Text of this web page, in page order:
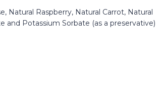
Natural Raspberry, Natural Carrot, Natural
and Potassium Sorbate (as a preservative)